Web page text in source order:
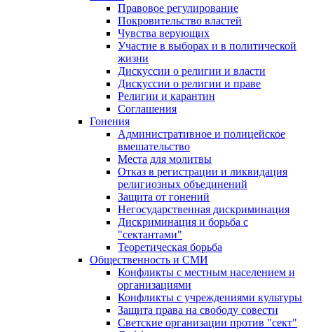
Правовое регулирование
Покровительство властей
Чувства верующих
Участие в выборах и в политической
жизни
Дискуссии о религии и власти
Дискуссии о религии и праве
Религии и карантин
Соглашения
Гонения
Административное и полицейское
вмешательство
Места для молитвы
Отказ в регистрации и ликвидация
религиозных объединений
Защита от гонений
Негосударственная дискриминация
Дискриминация и борьба с
"сектантами"
Теоретическая борьба
Общественность и СМИ
Конфликты с местным населением и
организациями
Конфликты с учреждениями культуры
Защита права на свободу совести
Светские организации против "сект"